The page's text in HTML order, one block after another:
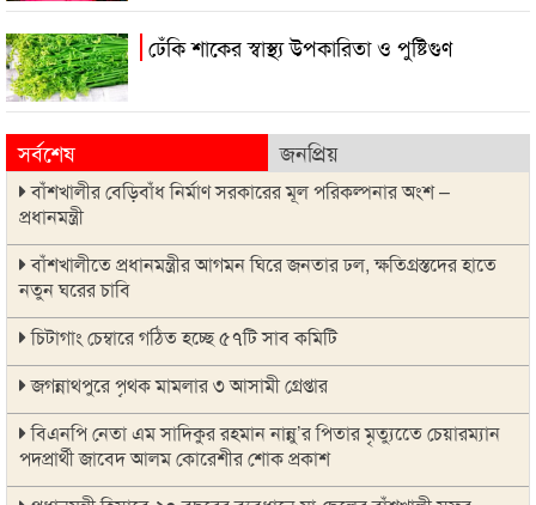
ঢেঁকি শাকের স্বাস্থ্য উপকারিতা ও পুষ্টিগুণ
সর্বশেষ জনপ্রিয়
বাঁশখালীর বেড়িবাঁধ নির্মাণ সরকারের মূল পরিকল্পনার অংশ –
প্রধানমন্ত্রী
বাঁশখালীতে প্রধানমন্ত্রীর আগমন ঘিরে জনতার ঢল, ক্ষতিগ্রস্তদের হাতে
নতুন ঘরের চাবি
চিটাগাং চেম্বারে গঠিত হচ্ছে ৫৭টি সাব কমিটি
জগন্নাথপুরে পৃথক মামলার ৩ আসামী গ্রেপ্তার
বিএনপি নেতা এম সাদিকুর রহমান নান্নু’র পিতার মৃত্যুতেে চেয়ারম্যান
পদপ্রার্থী জাবেদ আলম কোরেশীর শোক প্রকাশ